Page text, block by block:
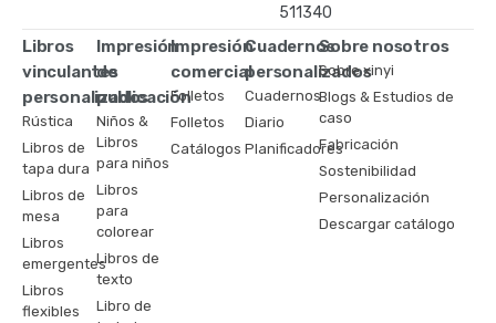
511340
Libros
vinculantes
personalizados
Rústica
Libros de
tapa dura
Libros de
mesa
Libros
emergentes
Libros
flexibles
Impresión
de
publicación
Niños &
Libros
para niños
Libros
para
colorear
Libros de
texto
Libro de
Impresión
comercial
Folletos
Folletos
Catálogos
Cuadernos
personalizados
Cuadernos
Diario
Planificadores
Sobre nosotros
Sobre xinyi
Blogs & Estudios de
caso
Fabricación
Sostenibilidad
Personalización
Descargar catálogo